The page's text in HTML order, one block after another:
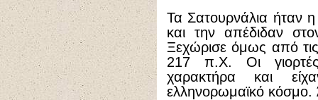
Τα Σατουρνάλια ήταν
και την απέδιδαν
Ξεχώρισε όμως από τις
217 π.Χ. Οι
χαρακτήρα και
ελληνορωμαϊκό κόσμο.